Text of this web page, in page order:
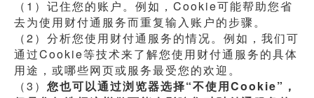
（1）记住您的账户。例如，Cookie可能帮助您省
去为使用财付通服务而重复输入账户的步骤。
（2）分析您使用财付通服务的情况。例如，我们可
通过Cookie等技术来了解您使用财付通服务的具体
用途，或哪些网页或服务最受您的欢迎。
（3） 您也可以通过浏览器选择“不使用Cookie”，